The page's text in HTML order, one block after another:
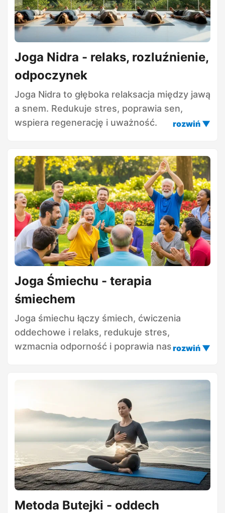
Joga Nidra - relaks, rozluźnienie,
odpoczynek
Joga Nidra to głęboka relaksacja między jawą
a snem. Redukuje stres, poprawia sen,
wspiera regenerację i uważność.
Joga Śmiechu - terapia
śmiechem
Joga śmiechu łączy śmiech, ćwiczenia
oddechowe i relaks, redukuje stres,
wzmacnia odporność i poprawia nastrój.
Metoda Butejki - oddech